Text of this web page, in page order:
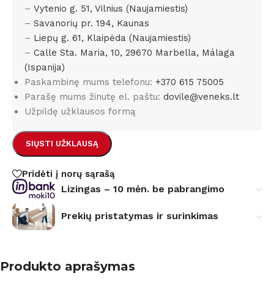
– Vytenio g. 51, Vilnius (Naujamiestis)
– Savanorių pr. 194, Kaunas
– Liepų g. 61, Klaipėda (Naujamiestis)
– Calle Sta. Maria, 10, 29670 Marbella, Málaga
(Ispanija)
Paskambinę mums telefonu: +370 615 75005
Parašę mums žinutę el. paštu: dovile@veneks.lt
Užpildę užklausos formą
SIŲSTI UŽKLAUSĄ
Pridėti į norų sąrašą
Lizingas – 10 mėn. be pabrangimo
Prekių pristatymas ir surinkimas
Produkto aprašymas